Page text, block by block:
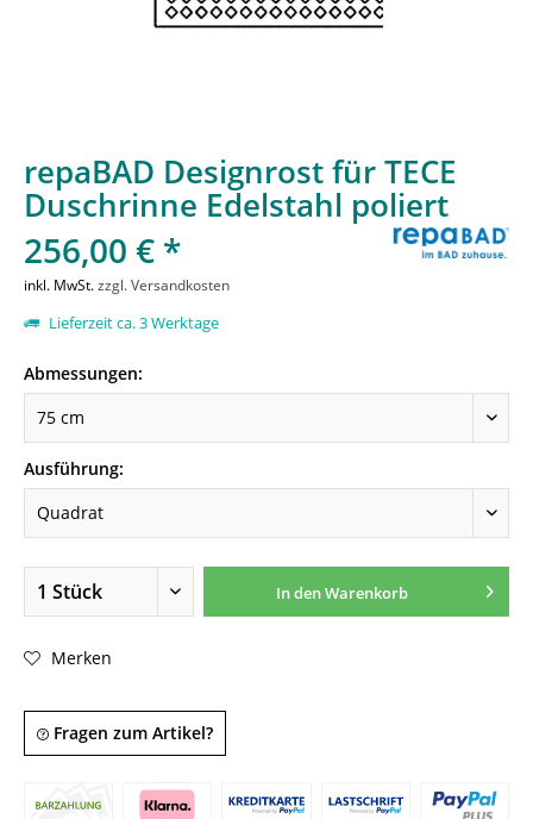
repaBAD Designrost für TECE
Duschrinne Edelstahl poliert
256,00 € *
inkl. MwSt.zzgl. Versandkosten
Lieferzeit ca. 3 Werktage
Abmessungen:
Ausführung:
In denWarenkorb
Merken
Fragen zum Artikel?